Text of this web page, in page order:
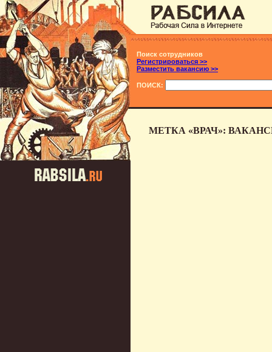
Поиск сотрудников
Регистрироваться >>
Разместить вакансию >>
ПОИСК:
МЕТКА «ВРАЧ»: